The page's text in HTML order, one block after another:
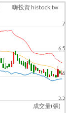
成交量(張)
嗨投資 histock.tw
5.5
6
6.5
7